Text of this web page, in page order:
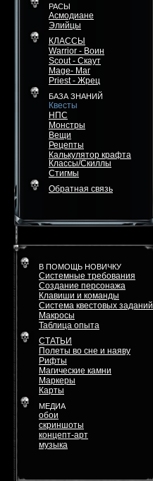
РАСЫ
Асмодиане
Элийцы
КЛАССЫ
Warrior - Воин
Scout - Скаут
Mage- Маг
Priest - Жрец
БАЗА ЗНАНИЙ
Квесты
НПС
Монстры
Вещи
Рецепты
Калькулятор крафта
Классы/Скиллы
Стигмы
Обратная связь
В ПОМОЩЬ НОВИЧКУ
Системные требования
Создание персонажа
Клавиши и команды
Система квестовых заданий
Макросы
Таблица опыта
СТАТЬИ
Полеты во сне и наяву
Рифты
Магические камни
Маркеры
Карты
МЕДИА
обои
скриншоты
концепт-арт
музыка